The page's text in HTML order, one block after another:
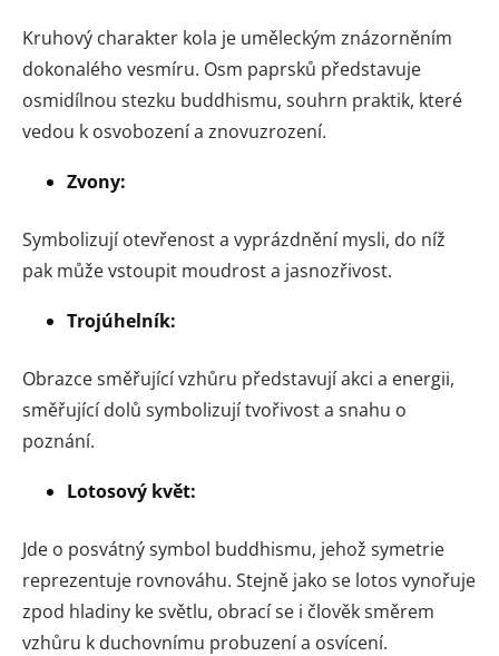
Kruhový charakter kola je uměleckým znázorněním
dokonalého vesmíru. Osm paprsků představuje
osmidílnou stezku buddhismu, souhrn praktik, které
vedou k osvobození a znovuzrození.
Zvony:
Symbolizují otevřenost a vyprázdnění mysli, do níž
pak může vstoupit moudrost a jasnozřivost.
Trojúhelník:
Obrazce směřující vzhůru představují akci a energii,
směřující dolů symbolizují tvořivost a snahu o
poznání.
Lotosový květ:
Jde o posvátný symbol buddhismu, jehož symetrie
reprezentuje rovnováhu. Stejně jako se lotos vynořuje
zpod hladiny ke světlu, obrací se i člověk směrem
vzhůru k duchovnímu probuzení a osvícení.